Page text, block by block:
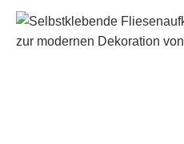
Bildergalerie überspringen